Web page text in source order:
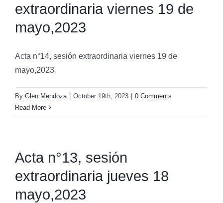
extraordinaria viernes 19 de
mayo,2023
Acta n°14, sesión extraordinaria viernes 19 de
mayo,2023
By Glen Mendoza October 19th, 2023
0 Comments
Read More
Acta n°13, sesión
extraordinaria jueves 18
mayo,2023